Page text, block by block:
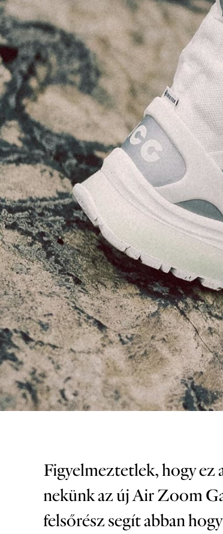
Figyelmeztetlek, hogy ez
nekünk az új Air Zoom
felsőrész segít abban